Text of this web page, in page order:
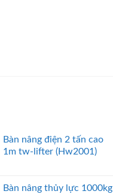
Bàn nâng điện 2 tấn cao
1m tw-lifter (Hw2001)
Bàn nâng thủy lực 1000kg